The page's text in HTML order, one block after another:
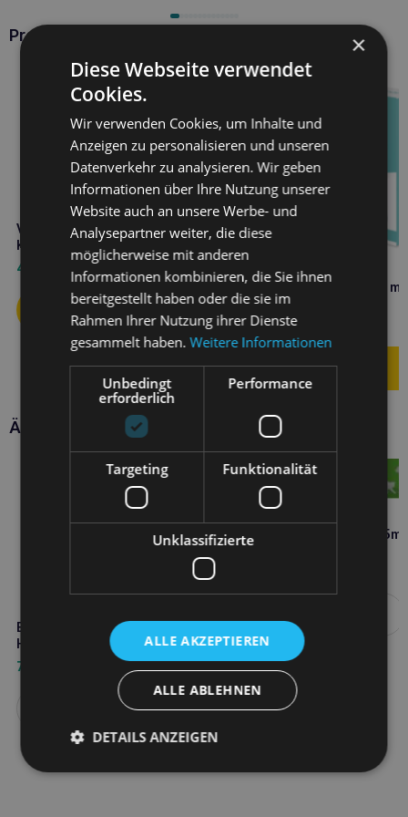
Produkte VETFOOD
VETFOOD Amylactiv digest 120
Kapseln
47,50
VETFOOD Flora Balance
Kapseln
12,10€
Ähnliche Produkte
BIOVICO sibone 10 Tabletten
Hund Katze
7,80
Weiterlesen
BIOVICO sibone Paste 15ml
×
Diese Webseite verwendet
Cookies.
Wir verwenden Cookies, um Inhalte und
Anzeigen zu personalisieren und unseren
Datenverkehr zu analysieren. Wir geben
Informationen über Ihre Nutzung unserer
Website auch an unsere Werbe- und
Analysepartner weiter, die diese
möglicherweise mit anderen
Informationen kombinieren, die Sie ihnen
bereitgestellt haben oder die sie im
Rahmen Ihrer Nutzung ihrer Dienste
gesammelt haben.Weitere Informationen
Unbedingt
erforderlich
Performance
Targeting Funktionalität
Unklassifizierte
ALLE AKZEPTIEREN
ALLE ABLEHNEN
DETAILS ANZEIGEN